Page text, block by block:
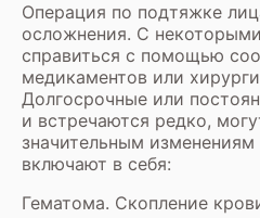
Операция по подтяжке
осложнения. С
справиться с помощью
медикаментов или
Долгосрочные или
и встречаются редко,
значительным
включают в себя:
Гематома. Скопление